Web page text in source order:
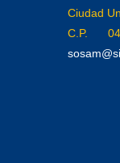
Ciudad
C.P.